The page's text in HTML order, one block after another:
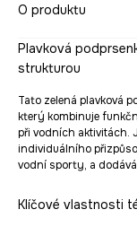
O produktu
Plavková
strukturou
Tato zelená plavková
který kombinuje
při vodních aktivitách.
individuálního
vodní sporty, a
Klíčové vlastnosti